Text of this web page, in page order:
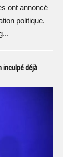
ont annoncé
politique.
inculpé déjà